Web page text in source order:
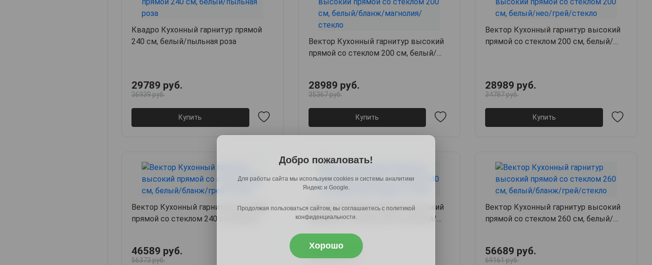
Квадро Кухонный гарнитур прямой
240 см, белый/пыльная роза
29789 руб.
36939 руб.
Купить
Вектор Кухонный гарнитур высокий
прямой со стеклом 200 см, белый/
28989 руб.
35367 руб.
Купить
Вектор Кухонный гарнитур высокий
прямой со стеклом 200 см, белый/
28989 руб.
34787 руб.
Купить
Вектор Кухонный гарнитур высокий
прямой со стеклом 240 см, белый/
46589 руб.
56373 руб.
Вектор Кухонный гарнитур высокий
прямой со стеклом 240 см, белый/
46589 руб.
57771 руб.
Вектор Кухонный гарнитур высокий
прямой со стеклом 260 см, белый/
56689 руб.
69161 руб.
Добро пожаловать!
Для работы сайта мы используем cookies и системы аналитики
Яндекс и Google.
Продолжая пользоваться сайтом, вы соглашаетесь с политикой
конфиденциальности.
Хорошо